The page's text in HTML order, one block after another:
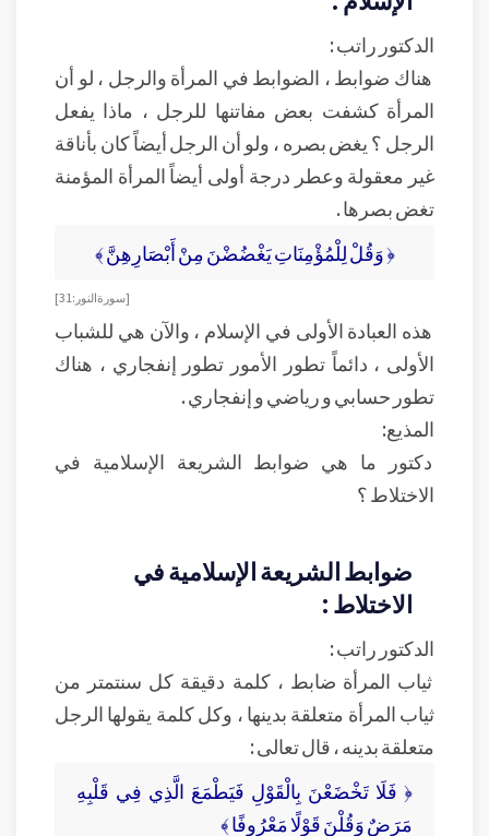
الدكتور راتب :
هناك ضوابط ، الضوابط في المرأة والرجل ، لو أن
المرأة كشفت بعض مفاتنها للرجل ، ماذا يفعل
الرجل ؟ يغض بصره ، ولو أن الرجل أيضاً كان بأناقة
غير معقولة وعطر درجة أولى أيضاً المرأة المؤمنة
تغض بصرها .
﴿ وَقُلْ لِلْمُؤْمِنَاتِ يَغْضُضْنَ مِنْ أَبْصَارِهِنَّ ﴾
[ سورة النور: 31]
هذه العبادة الأولى في الإسلام ، والآن هي للشباب
الأولى ، دائماً تطور الأمور تطور إنفجاري ، هناك
تطور حسابي و رياضي و إنفجاري .
المذيع:
دكتور ما هي ضوابط الشريعة الإسلامية في
الاختلاط ؟
ضوابط الشريعة الإسلامية في
الاختلاط :
الدكتور راتب :
ثياب المرأة ضابط ، كلمة دقيقة كل سنتمتر من
ثياب المرأة متعلقة بدينها ، وكل كلمة يقولها الرجل
متعلقة بدينه ، قال تعالى :
﴿ فَلَا تَخْضَعْنَ بِالْقَوْلِ فَيَطْمَعَ الَّذِي فِي قَلْبِهِ
مَرَضٌ وَقُلْنَ قَوْلًا مَعْرُوفًا ﴾